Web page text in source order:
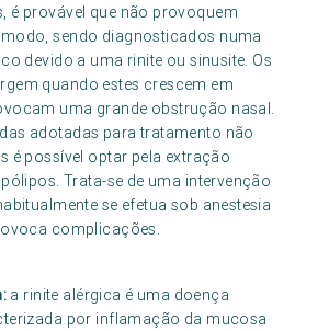
é provável que não provoquem
sendo diagnosticados numa
devido a uma rinite ou sinusite. Os
quando estes crescem em
uma grande obstrução nasal.
adotadas para tratamento não
é possível optar pela extração
Trata-se de uma intervenção
se efetua sob anestesia
complicações.
a rinite alérgica é uma doença
por inflamação da mucosa